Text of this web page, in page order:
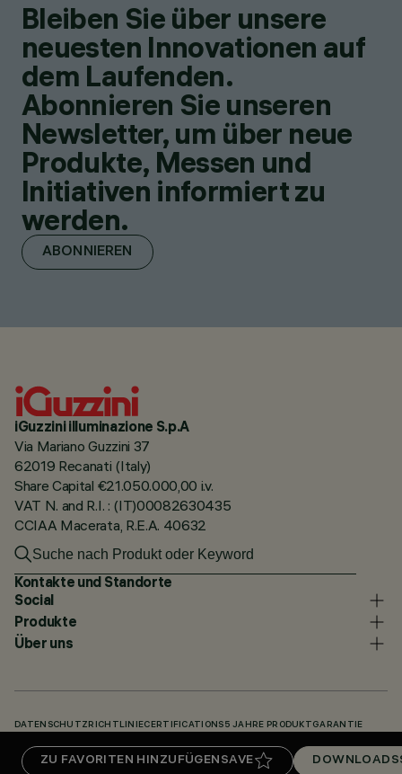
ZU FAVORITEN HINZUFÜGEN SAVE DOWNLOADS
Bleiben Sie über unsere
neuesten Innovationen auf
dem Laufenden.
Abonnieren Sie unseren
Newsletter, um über neue
Produkte, Messen und
Initiativen informiert zu
werden.
ABONNIEREN
iGuzzini illuminazione S.p.A
Via Mariano Guzzini 37
62019 Recanati (Italy)
Share Capital €21.050.000,00 i.v.
VAT N. and R.I. : (IT)00082630435
CCIAA Macerata, R.E.A. 40632
Kontakte und Standorte
Social
Produkte
Über uns
DATENSCHUTZRICHTLINIECERTIFICATIONS 5 JAHRE PRODUKTGARANTIE
UNSERE CODES KNOWLEDGE BASE (LOGIN REQUIRED) DOWNLOADS